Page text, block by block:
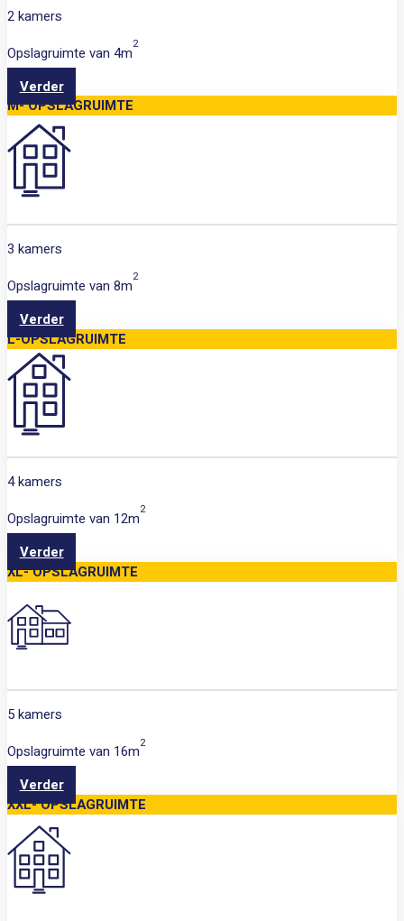
2 kamers
Opslagruimte van 4m2
Verder
M- OPSLAGRUIMTE
3 kamers
Opslagruimte van 8m2
Verder
L-OPSLAGRUIMTE
4 kamers
Opslagruimte van 12m2
Verder
XL- OPSLAGRUIMTE
5 kamers
Opslagruimte van 16m2
Verder
XXL- OPSLAGRUIMTE